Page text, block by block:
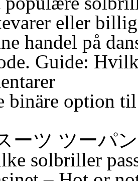
eller
handel på
Guide:
binäre option
ーツ ツーパ
solbriller